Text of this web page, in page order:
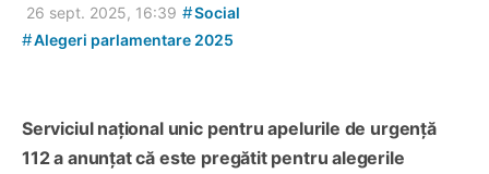
26 sept. 2025, 16:39 #Social
#Alegeri parlamentare 2025
Serviciul național unic pentru apelurile de urgență
112 a anunțat că este pregătit pentru alegerile